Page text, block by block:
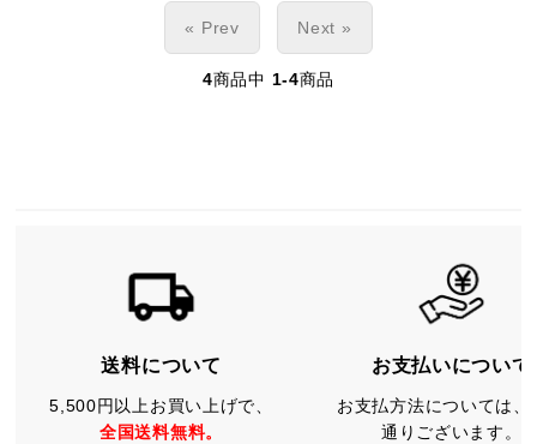
« Prev Next »
4商品中 1-4商品
送料について
5,500円以上お買い上げで、
全国送料無料。
お支払いについて
お支払方法については、
通りございます。